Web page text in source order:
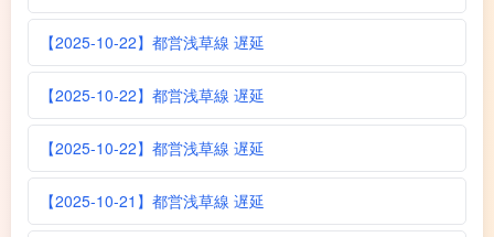
【2025-10-22】都営浅草線 遅延
【2025-10-22】都営浅草線 遅延
【2025-10-22】都営浅草線 遅延
【2025-10-21】都営浅草線 遅延